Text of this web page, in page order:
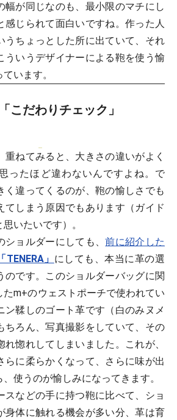
幅が同じなのも、最小限のマチにし
感じられて面白いですね。作った人
うちょっとした所に出ていて、それ
ういうデザイナーによる鞄を使う愉
います。
こだわりチェック」
重ねてみると、大きさの違いがよく
ったほど違わないんですよね。で
く違ってくるのが、鞄の愉しさでも
てしまう原因でもあります（ガイド
いたいです）。
ショルダーにしても、前に紹介した
「TENERA」 にしても、本当に革の選
のです。このショルダーバッグに関
たm+のウェストポーチで使われてい
ン鞣しのゴート革です（白のみヌメ
ちろん、写真撮影をしていて、その
惚れしてしまいました。これが、
らに柔らかくなって、さらに味が出
使うのが愉しみになってきます。
スなどの手に持つ鞄に比べて、ショ
身体に触れる機会が多い分、革は育